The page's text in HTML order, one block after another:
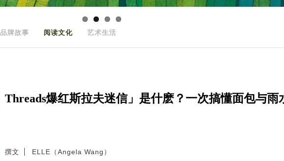
品牌故事 阅读文化 艺术生活
Threads爆红斯拉夫迷信」是什麽？一次搞懂面包与雨
撰文 ELLE（Angela Wang）